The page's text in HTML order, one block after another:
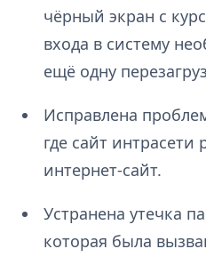
чёрный экран с
входа в систему
ещё одну
Исправлена
где сайт интрасети
интернет-сайт.
Устранена утечка
которая была